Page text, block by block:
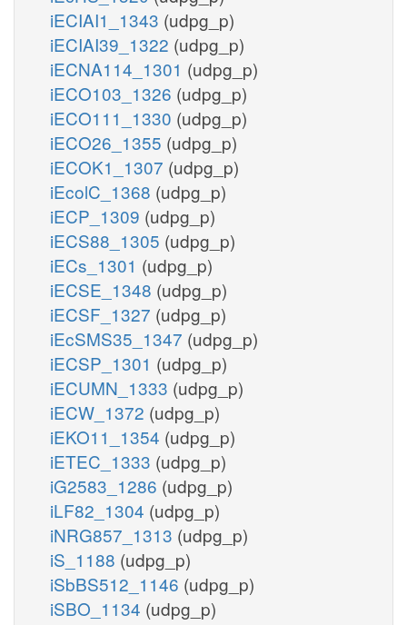
iECIAI1_1343 (udpg_p)
iECIAI39_1322 (udpg_p)
iECNA114_1301 (udpg_p)
iECO103_1326 (udpg_p)
iECO111_1330 (udpg_p)
iECO26_1355 (udpg_p)
iECOK1_1307 (udpg_p)
iEcolC_1368 (udpg_p)
iECP_1309 (udpg_p)
iECS88_1305 (udpg_p)
iECs_1301 (udpg_p)
iECSE_1348 (udpg_p)
iECSF_1327 (udpg_p)
iEcSMS35_1347 (udpg_p)
iECSP_1301 (udpg_p)
iECUMN_1333 (udpg_p)
iECW_1372 (udpg_p)
iEKO11_1354 (udpg_p)
iETEC_1333 (udpg_p)
iG2583_1286 (udpg_p)
iLF82_1304 (udpg_p)
iNRG857_1313 (udpg_p)
iS_1188 (udpg_p)
iSbBS512_1146 (udpg_p)
iSBO_1134 (udpg_p)